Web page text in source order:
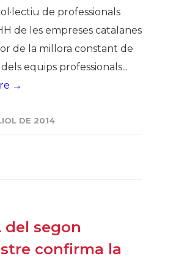
de professionals
de les empreses catalanes
de la millora constant de
dels equips professionals...
→
DE 2014
del segon
confirma la